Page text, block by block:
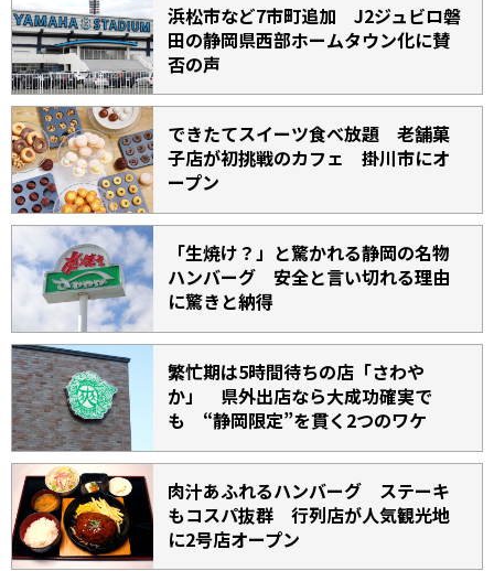
浜松市など7市町追加 J2ジュビロ磐
田の静岡県西部ホームタウン化に賛
否の声
できたてスイーツ食べ放題 老舗菓
子店が初挑戦のカフェ 掛川市にオ
ープン
「生焼け？」と驚かれる静岡の名物
ハンバーグ 安全と言い切れる理由
に驚きと納得
繁忙期は5時間待ちの店「さわや
か」 県外出店なら大成功確実で
も “静岡限定”を貫く2つのワケ
肉汁あふれるハンバーグ ステーキ
もコスパ抜群 行列店が人気観光地
に2号店オープン